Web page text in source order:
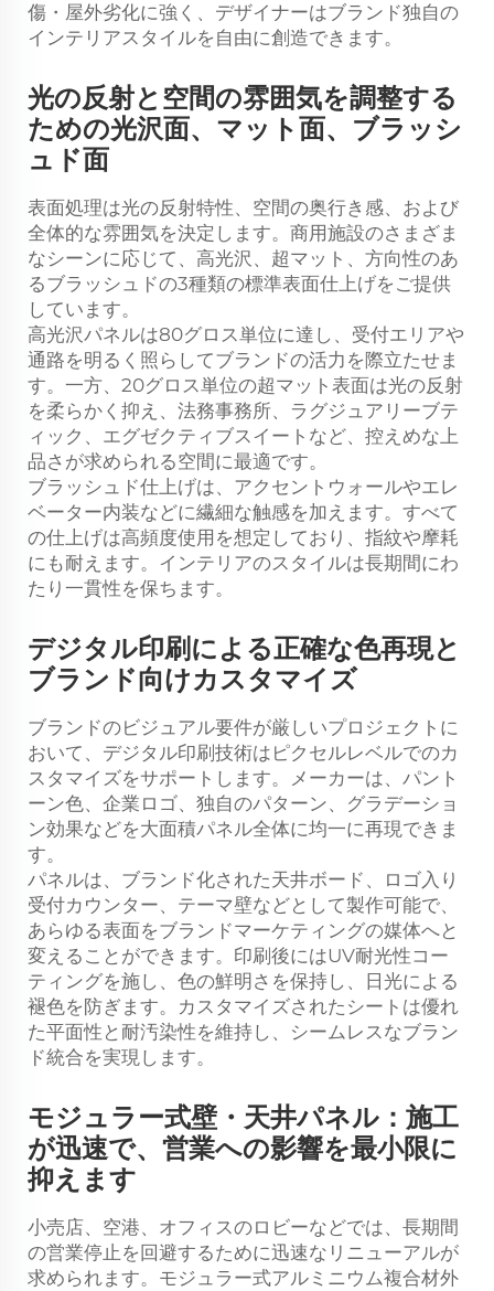
傷・屋外劣化に強く、デザイナーはブランド独自の
インテリアスタイルを自由に創造できます。
光の反射と空間の雰囲気を調整する
ための光沢面、マット面、ブラッシ
ュド面
表面処理は光の反射特性、空間の奥行き感、および
全体的な雰囲気を決定します。商用施設のさまざま
なシーンに応じて、高光沢、超マット、方向性のあ
るブラッシュドの3種類の標準表面仕上げをご提供
しています。
高光沢パネルは80グロス単位に達し、受付エリアや
通路を明るく照らしてブランドの活力を際立たせま
す。一方、20グロス単位の超マット表面は光の反射
を柔らかく抑え、法務事務所、ラグジュアリーブテ
ィック、エグゼクティブスイートなど、控えめな上
品さが求められる空間に最適です。
ブラッシュド仕上げは、アクセントウォールやエレ
ベーター内装などに繊細な触感を加えます。すべて
の仕上げは高頻度使用を想定しており、指紋や摩耗
にも耐えます。インテリアのスタイルは長期間にわ
たり一貫性を保ちます。
デジタル印刷による正確な色再現と
ブランド向けカスタマイズ
ブランドのビジュアル要件が厳しいプロジェクトに
おいて、デジタル印刷技術はピクセルレベルでのカ
スタマイズをサポートします。メーカーは、パント
ーン色、企業ロゴ、独自のパターン、グラデーショ
ン効果などを大面積パネル全体に均一に再現できま
す。
パネルは、ブランド化された天井ボード、ロゴ入り
受付カウンター、テーマ壁などとして製作可能で、
あらゆる表面をブランドマーケティングの媒体へと
変えることができます。印刷後にはUV耐光性コー
ティングを施し、色の鮮明さを保持し、日光による
褪色を防ぎます。カスタマイズされたシートは優れ
た平面性と耐汚染性を維持し、シームレスなブラン
ド統合を実現します。
モジュラー式壁・天井パネル：施工
が迅速で、営業への影響を最小限に
抑えます
小売店、空港、オフィスのロビーなどでは、長期間
の営業停止を回避するために迅速なリニューアルが
求められます。モジュラー式アルミニウム複合材外